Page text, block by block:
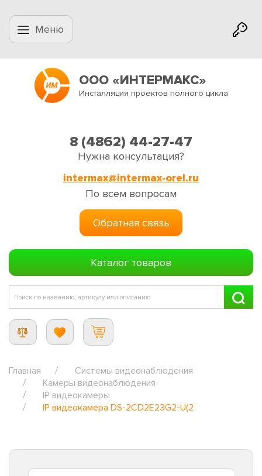
Меню
ООО «ИНТЕРМАКС»
Инсталляция проектов полного цикла
8 (4862) 44-27-47
Нужна консультация?
intermax@intermax-orel.ru
По всем вопросам
Обратная связь
Каталог товаров
Главная
Системы видеонаблюдения
Камеры видеонаблюдения
IP видеокамеры
IP видеокамера DS-2CD2E23G2-U(2